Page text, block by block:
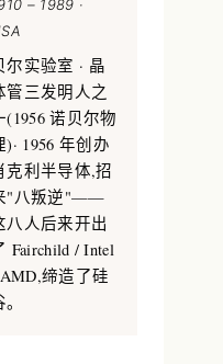
– 1989 ·
尔实验室 · 晶
管三发明人之
(1956 诺贝尔物
)· 1956 年创办
克利半导体,招
"八叛逆"——
八人后来开出
Fairchild / Intel
缔造了硅